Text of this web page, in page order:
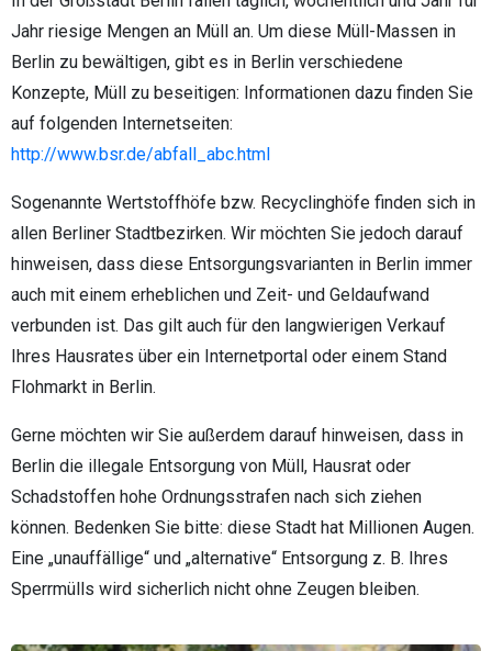
Jahr riesige Mengen an Müll an. Um diese Müll-Massen in
Berlin zu bewältigen, gibt es in Berlin verschiedene
Konzepte, Müll zu beseitigen: Informationen dazu finden Sie
auf folgenden Internetseiten:
http://www.bsr.de/abfall_abc.html
Sogenannte Wertstoffhöfe bzw. Recyclinghöfe finden sich in
allen Berliner Stadtbezirken. Wir möchten Sie jedoch darauf
hinweisen, dass diese Entsorgungsvarianten in Berlin immer
auch mit einem erheblichen und Zeit- und Geldaufwand
verbunden ist. Das gilt auch für den langwierigen Verkauf
Ihres Hausrates über ein Internetportal oder einem Stand
Flohmarkt in Berlin.
Gerne möchten wir Sie außerdem darauf hinweisen, dass in
Berlin die illegale Entsorgung von Müll, Hausrat oder
Schadstoffen hohe Ordnungsstrafen nach sich ziehen
können. Bedenken Sie bitte: diese Stadt hat Millionen Augen.
Eine „unauffällige“ und „alternative“ Entsorgung z. B. Ihres
Sperrmülls wird sicherlich nicht ohne Zeugen bleiben.